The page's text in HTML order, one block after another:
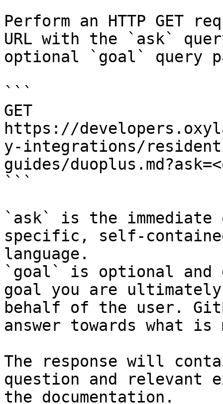
Perform an HTTP GET
URL with the `ask`
optional `goal` query
```
GET
https://
y-integrations/
guides/
```
`ask` is the
specific, self-
language.
`goal` is optional and
goal you are
behalf of the user.
answer towards what
The response will
question and relevant
the documentation.